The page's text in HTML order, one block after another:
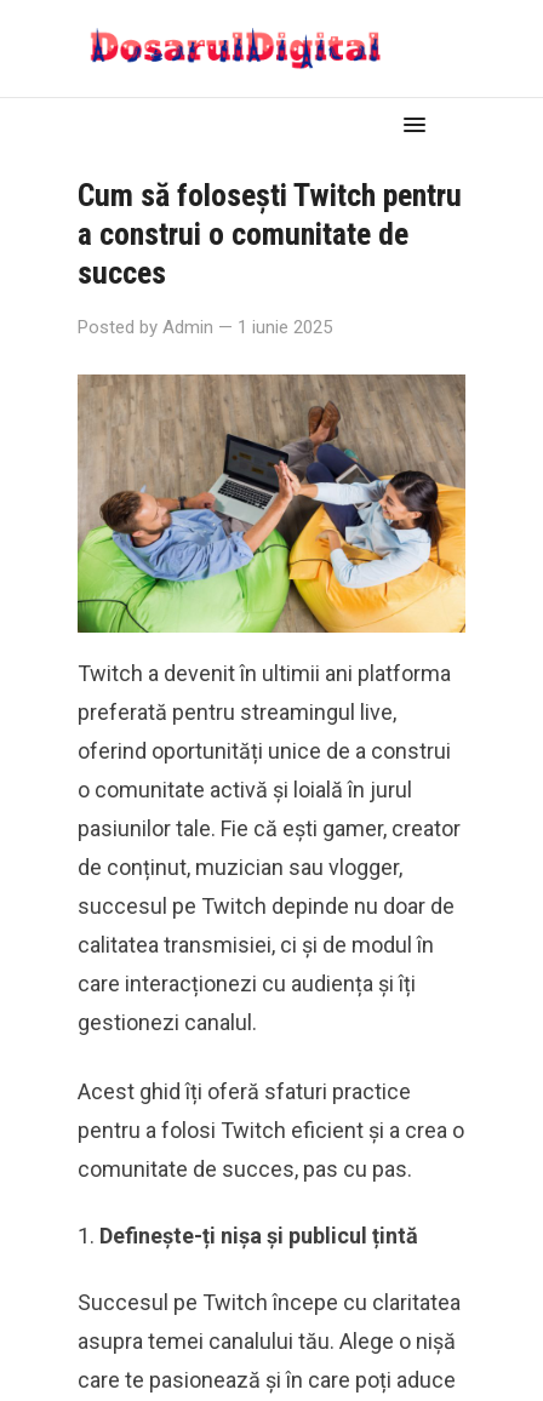
Cum să folosești Twitch pentru
a construi o comunitate de
succes
Posted by Admin — 1 iunie 2025
Twitch a devenit în ultimii ani platforma
preferată pentru streamingul live,
oferind oportunități unice de a construi
o comunitate activă și loială în jurul
pasiunilor tale. Fie că ești gamer, creator
de conținut, muzician sau vlogger,
succesul pe Twitch depinde nu doar de
calitatea transmisiei, ci și de modul în
care interacționezi cu audiența și îți
gestionezi canalul.
Acest ghid îți oferă sfaturi practice
pentru a folosi Twitch eficient și a crea o
comunitate de succes, pas cu pas.
Definește-ți nișa și publicul țintă
Succesul pe Twitch începe cu claritatea
asupra temei canalului tău. Alege o nișă
care te pasionează și în care poți aduce